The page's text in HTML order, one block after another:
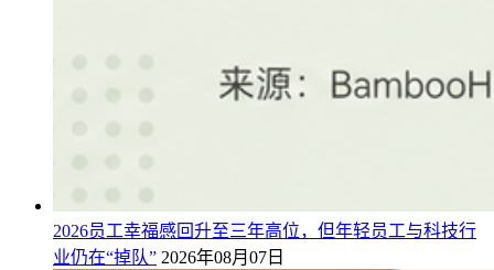
2026员工幸福感回升至三年高位，但年轻员工与科技行
业仍在“掉队” 2026年08月07日